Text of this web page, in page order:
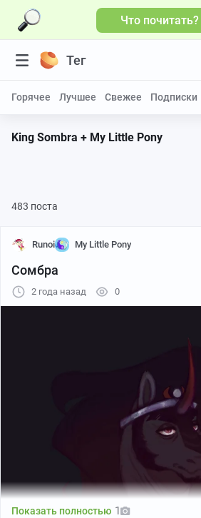
Что почитать?
Тег
Горячее Лучшее Свежее Подписки
King Sombra + My Little Pony
483 поста
Runoi My Little Pony
Сомбра
2 года назад 0
Показать полностью 1